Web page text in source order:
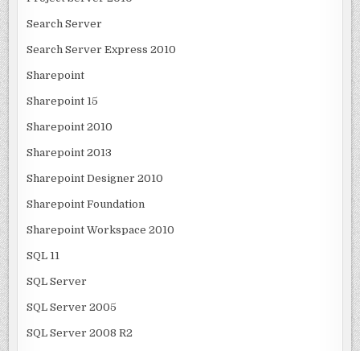
Search Server
Search Server Express 2010
Sharepoint
Sharepoint 15
Sharepoint 2010
Sharepoint 2013
Sharepoint Designer 2010
Sharepoint Foundation
Sharepoint Workspace 2010
SQL 11
SQL Server
SQL Server 2005
SQL Server 2008 R2